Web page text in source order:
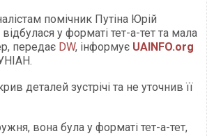
помічник Путіна Юрій
у форматі тет-а-тет та мала
передає DW, інформує UAINFO.org
деталей зустрічі та не уточнив її
вона була у форматі тет-а-тет,